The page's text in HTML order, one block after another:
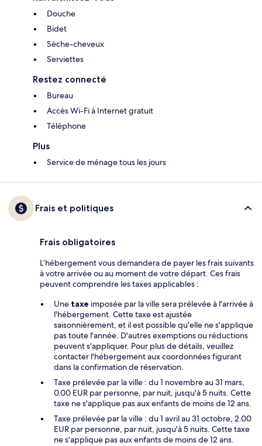
Douche
Bidet
Sèche-cheveux
Serviettes
Restez connecté
Bureau
Accès Wi-Fi à Internet gratuit
Téléphone
Plus
Service de ménage tous les jours
Frais et politiques
Frais obligatoires
L’hébergement vous demandera de payer les frais suivants
à votre arrivée ou au moment de votre départ. Ces frais
peuvent comprendre les taxes applicables :
Une taxe imposée par la ville sera prélevée à l'arrivée à
l'hébergement. Cette taxe est ajustée
saisonnièrement, et il est possible qu'elle ne s'applique
pas toute l'année. D'autres exemptions ou réductions
peuvent s'appliquer. Pour plus de détails, veuillez
contacter l'hébergement aux coordonnées figurant
dans la confirmation de réservation.
Taxe prélevée par la ville : du 1 novembre au 31 mars,
0.00 EUR par personne, par nuit, jusqu'à 5 nuits. Cette
taxe ne s'applique pas aux enfants de moins de 12 ans.
Taxe prélevée par la ville : du 1 avril au 31 octobre, 2.00
EUR par personne, par nuit, jusqu'à 5 nuits. Cette taxe
ne s'applique pas aux enfants de moins de 12 ans.